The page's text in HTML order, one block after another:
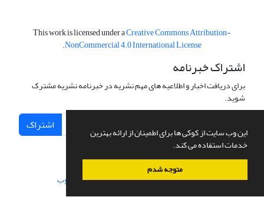
این وب سایت از کوکی ها برای اطمینان از ارائه بهترین
خدمات استفاده می کند.
متوجه شدم
This work is licensed under aCreative Commons Attribution-
NonCommercial 4.0 International License
.
اشتراک خبرنامه
برای دریافت اخبار و اطلاعیه های مهم نشریه در خبرنامه نشریه مشترک
شوید.
اشتراک
سامانه مدیریت نشریات علمی.طراحی و پیاده سازی از سیناوب